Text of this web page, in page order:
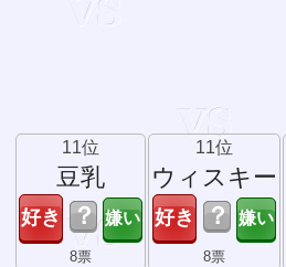
11位
豆乳
？
8票
11位
ウィスキー
？
8票